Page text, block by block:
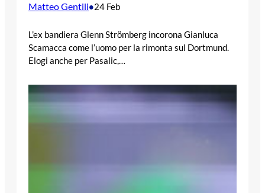
Matteo Gentili•24 Feb
L’ex bandiera Glenn Strömberg incorona Gianluca
Scamacca come l’uomo per la rimonta sul Dortmund.
Elogi anche per Pasalic,…